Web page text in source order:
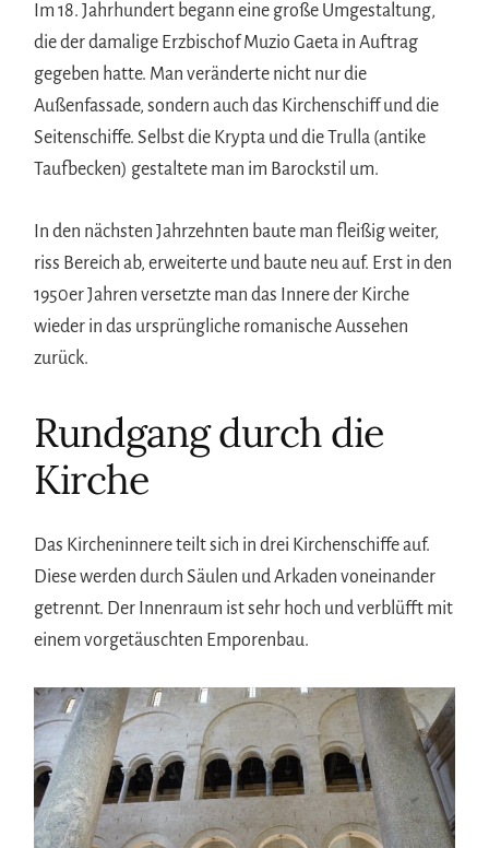
Im 18. Jahrhundert begann eine große Umgestaltung,
die der damalige Erzbischof Muzio Gaeta in Auftrag
gegeben hatte. Man veränderte nicht nur die
Außenfassade, sondern auch das Kirchenschiff und die
Seitenschiffe. Selbst die Krypta und die Trulla (antike
Taufbecken) gestaltete man im Barockstil um.
In den nächsten Jahrzehnten baute man fleißig weiter,
riss Bereich ab, erweiterte und baute neu auf. Erst in den
1950er Jahren versetzte man das Innere der Kirche
wieder in das ursprüngliche romanische Aussehen
zurück.
Rundgang durch die
Kirche
Das Kircheninnere teilt sich in drei Kirchenschiffe auf.
Diese werden durch Säulen und Arkaden voneinander
getrennt. Der Innenraum ist sehr hoch und verblüfft mit
einem vorgetäuschten Emporenbau.